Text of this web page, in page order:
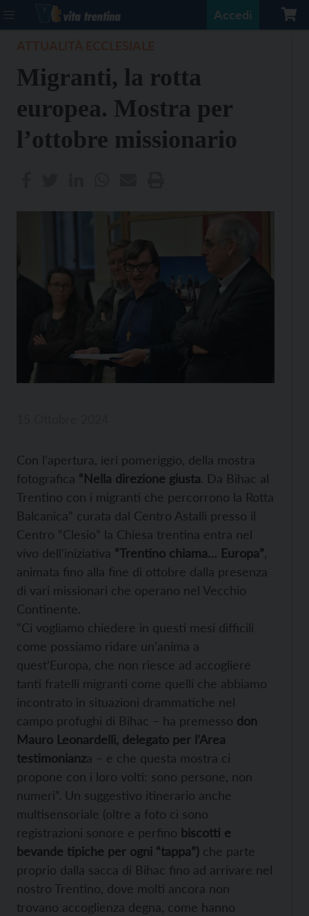
Accedi
Migranti, la rotta
europea. Mostra per
l’ottobre missionario
Con l’apertura, ieri pomeriggio, della mostra
fotografica “Nella direzione giusta. Da Bihac al
Trentino con i migranti che percorrono la Rotta
Balcanica” curata dal Centro Astalli presso il
Centro “Clesio” la Chiesa trentina entra nel
vivo dell’iniziativa “Trentino chiama… Europa”
animata fino alla fine di ottobre dalla presenza
di vari missionari che operano nel Vecchio
Continente.
“Ci vogliamo chiedere in questi mesi difficili
come possiamo ridare un’anima a
quest’Europa, che non riesce ad accogliere
tanti fratelli migranti come quelli che abbiamo
incontrato in situazioni drammatiche nel
campo profughi di Bihac – ha premesso don
Mauro Leonardelli, delegato per l’Area
testimonianza – e che questa mostra ci
propone con i loro volti: sono persone, non
numeri”. Un suggestivo itinerario anche
multisensoriale (oltre a foto ci sono
registrazioni sonore e perfino biscotti e
bevande tipiche per ogni “tappa”) che parte
proprio dalla sacca di Bihac fino ad arrivare nel
nostro Trentino, dove molti ancora non
trovano accoglienza degna, come hanno